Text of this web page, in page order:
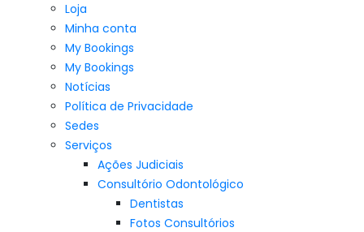
Loja
Minha conta
My Bookings
My Bookings
Notícias
Política de Privacidade
Sedes
Serviços
Ações Judiciais
Consultório Odontológico
Dentistas
Fotos Consultórios